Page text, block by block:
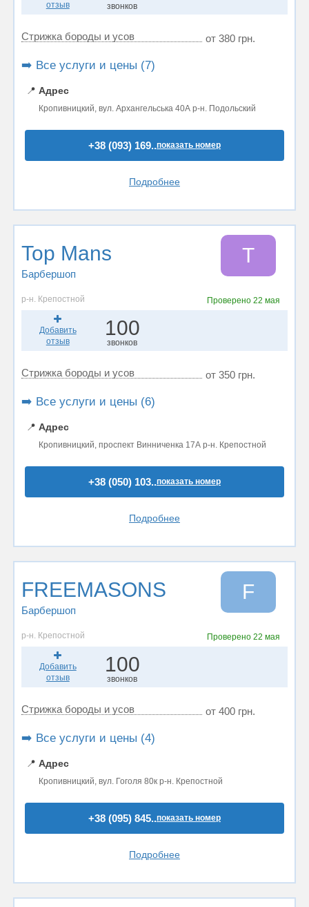
отзыв звонков
Стрижка бороды и усов от 380 грн.
➡️ Все услуги и цены (7)
📍 Адрес
Кропивницкий, вул. Архангельська 40А р-н. Подольский
+38 (093) 169..показать номер
Подробнее
Top Mans
Барбершоп
T
р-н. Крепостной Проверено 22 мая
Добавить
отзыв
100
звонков
Стрижка бороды и усов от 350 грн.
➡️ Все услуги и цены (6)
📍 Адрес
Кропивницкий, проспект Винниченка 17А р-н. Крепостной
+38 (050) 103..показать номер
Подробнее
FREEMASONS
Барбершоп
F
р-н. Крепостной Проверено 22 мая
Добавить
отзыв
100
звонков
Стрижка бороды и усов от 400 грн.
➡️ Все услуги и цены (4)
📍 Адрес
Кропивницкий, вул. Гоголя 80к р-н. Крепостной
+38 (095) 845..показать номер
Подробнее